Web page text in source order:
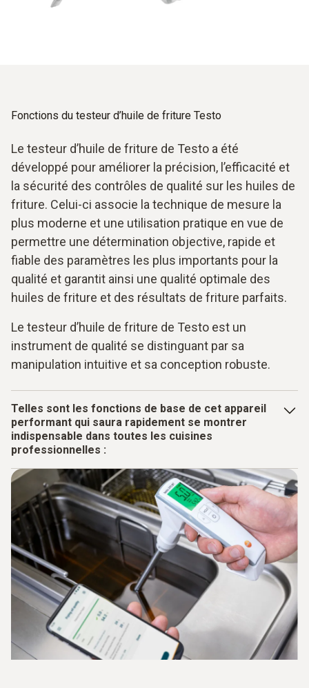
Fonctions du testeur d’huile de friture Testo
Le testeur d’huile de friture de Testo a été
développé pour améliorer la précision, l’efficacité et
la sécurité des contrôles de qualité sur les huiles de
friture. Celui-ci associe la technique de mesure la
plus moderne et une utilisation pratique en vue de
permettre une détermination objective, rapide et
fiable des paramètres les plus importants pour la
qualité et garantit ainsi une qualité optimale des
huiles de friture et des résultats de friture parfaits.
Le testeur d’huile de friture de Testo est un
instrument de qualité se distinguant par sa
manipulation intuitive et sa conception robuste.
Telles sont les fonctions de base de cet appareil
performant qui saura rapidement se montrer
indispensable dans toutes les cuisines
professionnelles :
Mesure précise et rapide, avec ou sans connexion à
l’App, directement dans l’huile chaude à des
températures comprises entre 40 et 200 °C
Documentation numérique sans aucune erreur via
Bluetooth, fonctions de signature et de commentaires
comprises
Suivi aisé des toutes les valeurs de mesure via l’App
testo Smart
Étalonnage possible par l’utilisateur sur place au moyen
de l’huile de référence et de l’App testo Smart